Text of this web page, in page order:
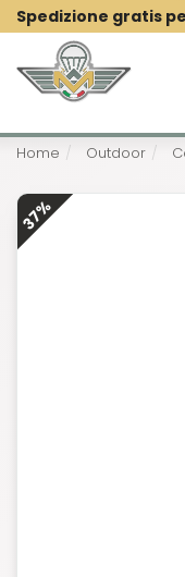
Spedizione gratis
Home Outdoor
37%